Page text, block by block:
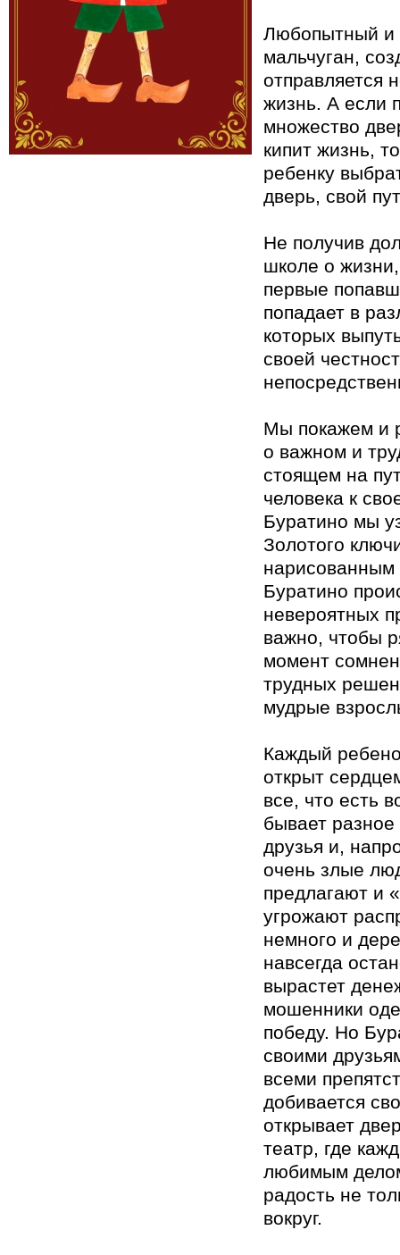
Любопытный и
мальчуган,
отправляется
жизнь. А если
множество
кипит жизнь,
ребенку
дверь, свой
Не получив
школе о
первые
попадает в
которых
своей
Мы покажем и
о важном и
стоящем на
человека к
Буратино мы
Золотого
нарисованным
Буратино
невероятных
важно, чтобы
момент
трудных
мудрые
Каждый
открыт
все, что есть
бывает
друзья и,
очень злые
предлагают и
угрожают
немного и
навсегда
вырастет
мошенники
победу. Но
своими
всеми
добивается
открывает
театр, где
любимым
радость не
вокруг.